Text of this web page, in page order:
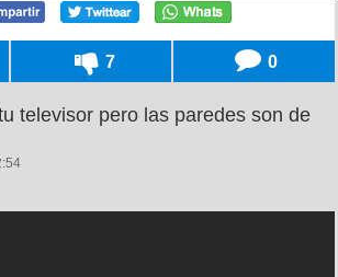
7 0
televisor pero las paredes son de